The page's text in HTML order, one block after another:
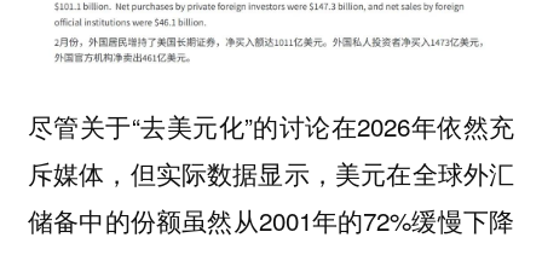
尽管关于“去美元化”的讨论在2026年依然充
斥媒体，但实际数据显示，美元在全球外汇
储备中的份额虽然从2001年的72%缓慢下降